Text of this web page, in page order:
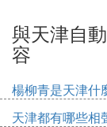
與天津自
容
楊柳青是天津什
天津都有哪些相